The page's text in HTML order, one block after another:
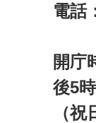
電話
開庁
後5
（